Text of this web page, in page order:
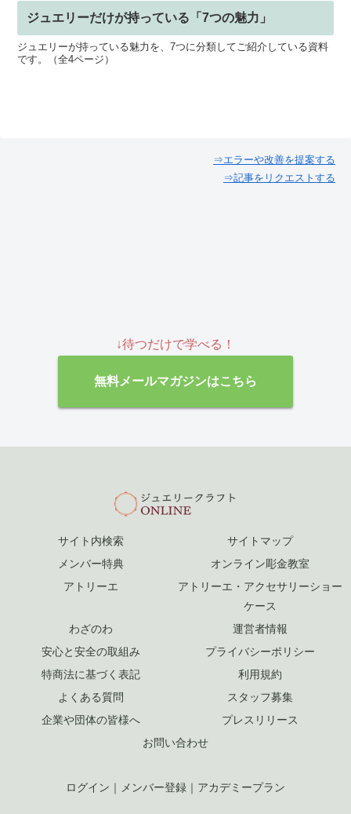
ジュエリーだけが持っている「7つの魅力」
ジュエリーが持っている魅力を、7つに分類してご紹介している資料
です。（全4ページ）
⇒エラーや改善を提案する
⇒記事をリクエストする
↓待つだけで学べる！
無料メールマガジンはこちら
サイト内検索
サイトマップ
メンバー特典
オンライン彫金教室
アトリーエ
アトリーエ・アクセサリーショー
ケース
わざのわ
運営者情報
安心と安全の取組み
プライバシーポリシー
特商法に基づく表記
利用規約
よくある質問
スタッフ募集
企業や団体の皆様へ
プレスリリース
お問い合わせ
ログイン ｜ メンバー登録 ｜ アカデミープラン